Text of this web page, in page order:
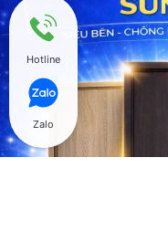
Hotline
Zalo